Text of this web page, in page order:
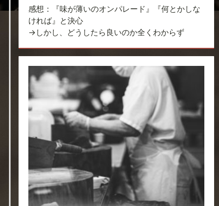
感想：『味が薄いのオンパレード』『何とかしな
ければ』と決心
→しかし、どうしたら良いのか全くわからず